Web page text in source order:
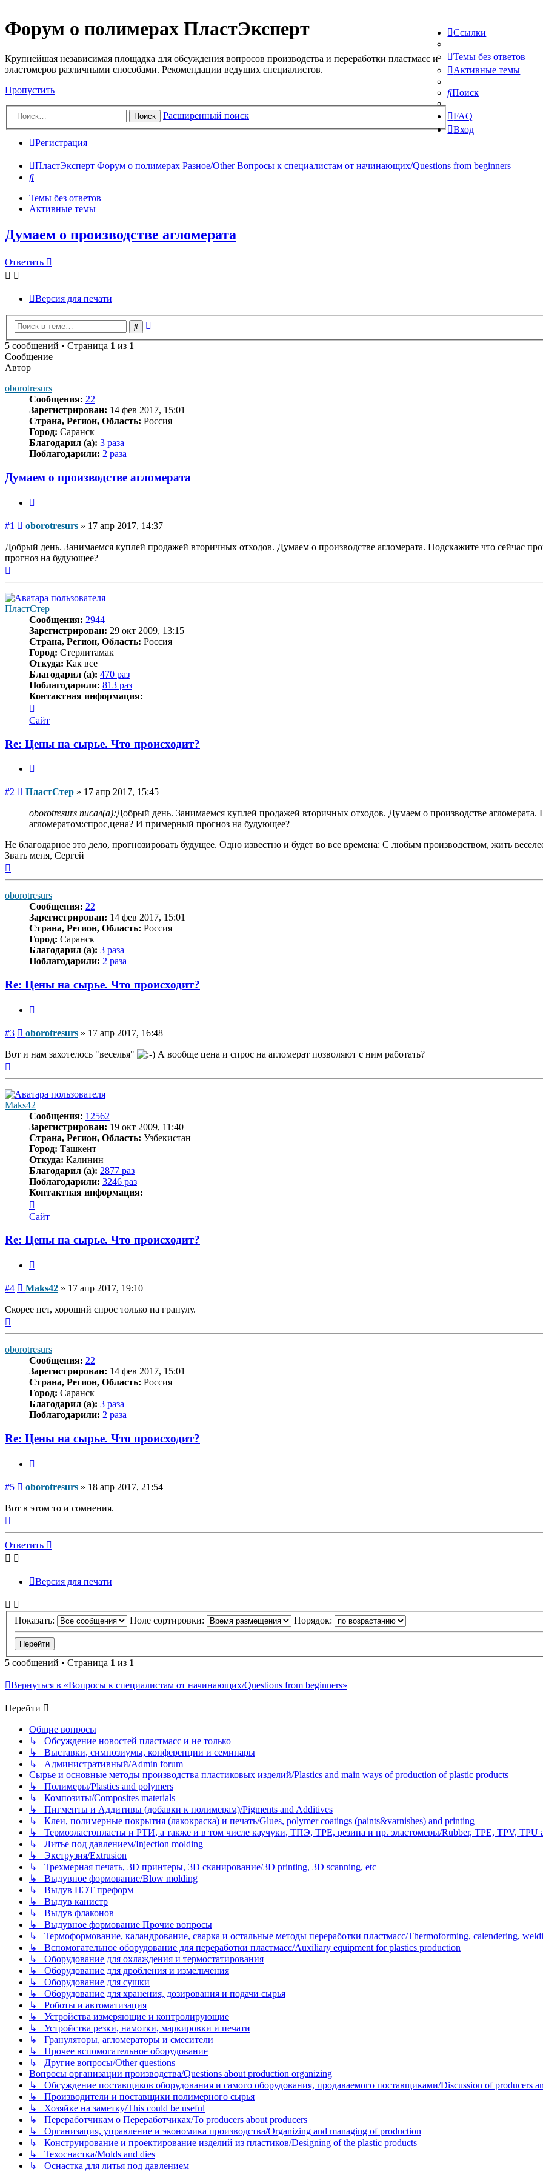
Форум о полимерах ПластЭксперт
Крупнейшая независимая площадка для обсуждения вопросов производства и переработки пластмасс и
эластомеров различными способами. Рекомендации ведущих специалистов.
Пропустить
Поиск Расширенный поиск
Ссылки
Темы без ответов
Активные темы
Поиск
FAQ
Вход
Регистрация
ПластЭксперт Форум о полимерах Разное/Other Вопросы к специалистам от начинающих/Questions from beginners
Поиск
Темы без ответов
Активные темы
Думаем о производстве агломерата
Ответить
Версия для печати
Поиск
5 сообщений • Страница 1 из 1
Сообщение
Автор
oborotresurs
Сообщения: 22
Зарегистрирован: 14 фев 2017, 15:01
Страна, Регион, Область: Россия
Город: Саранск
Благодарил (а): 3 раза
Поблагодарили: 2 раза
Думаем о производстве агломерата
#1 Сообщение
oborotresurs » 17 апр 2017, 14:37
Добрый день. Занимаемся куплей продажей вторичных отходов. Думаем о производстве агломерата. Подскажите что сейчас
прогноз на будующее?
ПластСтер
Сообщения: 2944
Зарегистрирован: 29 окт 2009, 13:15
Страна, Регион, Область: Россия
Город: Стерлитамак
Откуда: Как все
Благодарил (а): 470 раз
Поблагодарили: 813 раз
Контактная информация:
информация
пользователя
Сайт
Re: Цены на сырье. Что происходит?
#2 Сообщение
ПластСтер » 17 апр 2017, 15:45
oborotresurs писал(а):Добрый день. Занимаемся куплей продажей вторичных отходов. Думаем о производстве агломерата.
агломератом:спрос,цена? И примерный прогноз на будующее?
Не благодарное это дело, прогнозировать будущее. Одно известно и будет во все времена: С любым производством, жить
Звать меня, Сергей
oborotresurs
Сообщения: 22
Зарегистрирован: 14 фев 2017, 15:01
Страна, Регион, Область: Россия
Город: Саранск
Благодарил (а): 3 раза
Поблагодарили: 2 раза
Re: Цены на сырье. Что происходит?
#3 Сообщение
oborotresurs » 17 апр 2017, 16:48
Вот и нам захотелось "веселья"
А вообще цена и спрос на агломерат позволяют с ним работать?
Maks42
Сообщения: 12562
Зарегистрирован: 19 окт 2009, 11:40
Страна, Регион, Область: Узбекистан
Город: Ташкент
Откуда: Калинин
Благодарил (а): 2877 раз
Поблагодарили: 3246 раз
Контактная информация:
информация
пользователя
Сайт
Re: Цены на сырье. Что происходит?
#4 Сообщение
Maks42 » 17 апр 2017, 19:10
Скорее нет, хороший спрос только на гранулу.
oborotresurs
Сообщения: 22
Зарегистрирован: 14 фев 2017, 15:01
Страна, Регион, Область: Россия
Город: Саранск
Благодарил (а): 3 раза
Поблагодарили: 2 раза
Re: Цены на сырье. Что происходит?
#5 Сообщение
oborotresurs » 18 апр 2017, 21:54
Вот в этом то и сомнения.
началу
Ответить
Версия для печати
Показать: Поле сортировки: Порядок:
5 сообщений • Страница 1 из 1
Вернуться в «Вопросы к специалистам от начинающих/Questions from beginners»
Перейти
Общие вопросы
↳ Обсуждение новостей пластмасс и не только
↳ Выставки, симпозиумы, конференции и семинары
↳ Административный/Admin forum
Сырье и основные методы производства пластиковых изделий/Plastics and main ways of production of plastic products
↳ Полимеры/Plastics and polymers
↳ Композиты/Сomposites materials
↳ Пигменты и Аддитивы (добавки к полимерам)/Pigments and Additives
↳ Клеи, полимерные покрытия (лакокраска) и печать/Glues, polymer coatings (paints&varnishes) and printing
↳ Термоэластопласты и РТИ, а также и в том числе каучуки, ТПЭ, TPE, резина и пр. эластомеры/Rubber, TPE, TPV, TPU
↳ Литье под давлением/Injection molding
↳ Экструзия/Extrusion
↳ Трехмерная печать, 3D принтеры, 3D сканирование/3D printing, 3D scanning, etc
↳ Выдувное формование/Blow molding
↳ Выдув ПЭТ преформ
↳ Выдув канистр
↳ Выдув флаконов
↳ Выдувное формование Прочие вопросы
↳ Термоформование, каландрование, сварка и остальные методы переработки пластмасс/Thermoforming, calendering,
↳ Вспомогательное оборудование для переработки пластмасс/Auxiliary equipment for plastics production
↳ Оборудование для охлаждения и термостатирования
↳ Оборудование для дробления и измельчения
↳ Оборудование для сушки
↳ Оборудование для хранения, дозирования и подачи сырья
↳ Роботы и автоматизация
↳ Устройства измеряющие и контролирующие
↳ Устройства резки, намотки, маркировки и печати
↳ Грануляторы, агломераторы и смесители
↳ Прочее вспомогательное оборудование
↳ Другие вопросы/Other questions
Вопросы организации производства/Questions about production organizing
↳ Обсуждение поставщиков оборудования и самого оборудования, продаваемого поставщиками/Discussion of producers
↳ Производители и поставщики полимерного сырья
↳ Хозяйке на заметку/This could be useful
↳ Переработчикам о Переработчиках/To producers about producers
↳ Организация, управление и экономика производства/Organizing and managing of production
↳ Конструирование и проектирование изделий из пластиков/Designing of the plastic products
↳ Техоснастка/Molds and dies
↳ Оснастка для литья под давлением